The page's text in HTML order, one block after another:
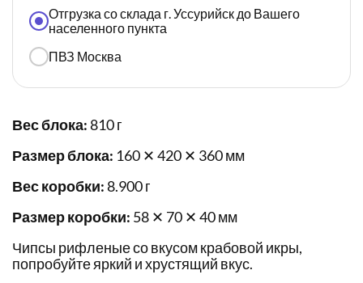
Отгрузка со склада г. Уссурийск до Вашего
населенного пункта
ПВЗ Москва
Вес блока:810 г
Размер блока: 160 ✕ 420 ✕ 360 мм
Вес коробки:8.900 г
Размер коробки: 58 ✕ 70 ✕ 40 мм
Чипсы рифленые со вкусом крабовой икры,
попробуйте яркий и хрустящий вкус.